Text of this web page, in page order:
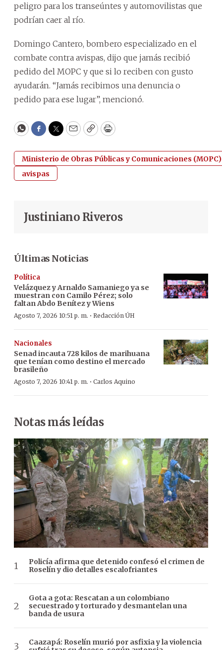
peligro para los transeúntes y automovilistas que
podrían caer al río.
Domingo Cantero, bombero especializado en el
combate contra avispas, dijo que jamás recibió
pedido del MOPC y que si lo reciben con gusto
ayudarán. “Jamás recibimos una denuncia o
pedido para ese lugar”, mencionó.
WhatsApp
Facebook
Twitter
EmailCopyPrint
Ministerio de Obras Públicas y Comunicaciones (MOPC)
avispas
Justiniano Riveros
Últimas Noticias
Política
Velázquez y Arnaldo Samaniego ya se
muestran con Camilo Pérez; solo
faltan Abdo Benítez y Wiens
Agosto 7, 2026 10:51 p. m. · Redacción ÚH
Nacionales
Senad incauta 728 kilos de marihuana
que tenían como destino el mercado
brasileño
Agosto 7, 2026 10:41 p. m. · Carlos Aquino
Notas más leídas
Policía afirma que detenido confesó el crimen de
Roselín y dio detalles escalofriantes
Gota a gota: Rescatan a un colombiano
secuestrado y torturado y desmantelan una
banda de usura
Caazapá: Roselín murió por asfixia y la violencia